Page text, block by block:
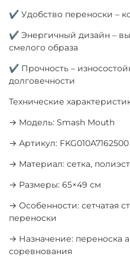
✔ Удобство переноски –
✔ Энергичный дизайн –
смелого образа
✔ Прочность –
долговечности
Технические
→ Модель: Smash Mouth
→ Артикул: FKG010A7162500
→ Материал: сетка,
→ Размеры: 65×49 см
→ Особенности: сетчатая
переноски
→ Назначение: переноска
соревнования